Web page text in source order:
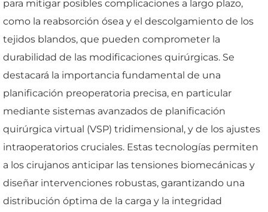
para mitigar posibles complicaciones a largo plazo,
como la reabsorción ósea y el descolgamiento de los
tejidos blandos, que pueden comprometer la
durabilidad de las modificaciones quirúrgicas. Se
destacará la importancia fundamental de una
planificación preoperatoria precisa, en particular
mediante sistemas avanzados de planificación
quirúrgica virtual (VSP) tridimensional, y de los ajustes
intraoperatorios cruciales. Estas tecnologías permiten
a los cirujanos anticipar las tensiones biomecánicas y
diseñar intervenciones robustas, garantizando una
distribución óptima de la carga y la integridad